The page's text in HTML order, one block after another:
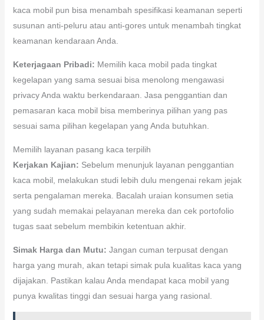
kaca mobil pun bisa menambah spesifikasi keamanan seperti
susunan anti-peluru atau anti-gores untuk menambah tingkat
keamanan kendaraan Anda.
Keterjagaan Pribadi: Memilih kaca mobil pada tingkat
kegelapan yang sama sesuai bisa menolong mengawasi
privacy Anda waktu berkendaraan. Jasa penggantian dan
pemasaran kaca mobil bisa memberinya pilihan yang pas
sesuai sama pilihan kegelapan yang Anda butuhkan.
Memilih layanan pasang kaca terpilih
Kerjakan Kajian: Sebelum menunjuk layanan penggantian
kaca mobil, melakukan studi lebih dulu mengenai rekam jejak
serta pengalaman mereka. Bacalah uraian konsumen setia
yang sudah memakai pelayanan mereka dan cek portofolio
tugas saat sebelum membikin ketentuan akhir.
Simak Harga dan Mutu: Jangan cuman terpusat dengan
harga yang murah, akan tetapi simak pula kualitas kaca yang
dijajakan. Pastikan kalau Anda mendapat kaca mobil yang
punya kwalitas tinggi dan sesuai harga yang rasional.